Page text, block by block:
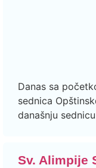
Danas sa
sednica
današnju
Sv. Alimpije